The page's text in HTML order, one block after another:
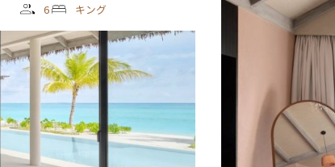
6 キング